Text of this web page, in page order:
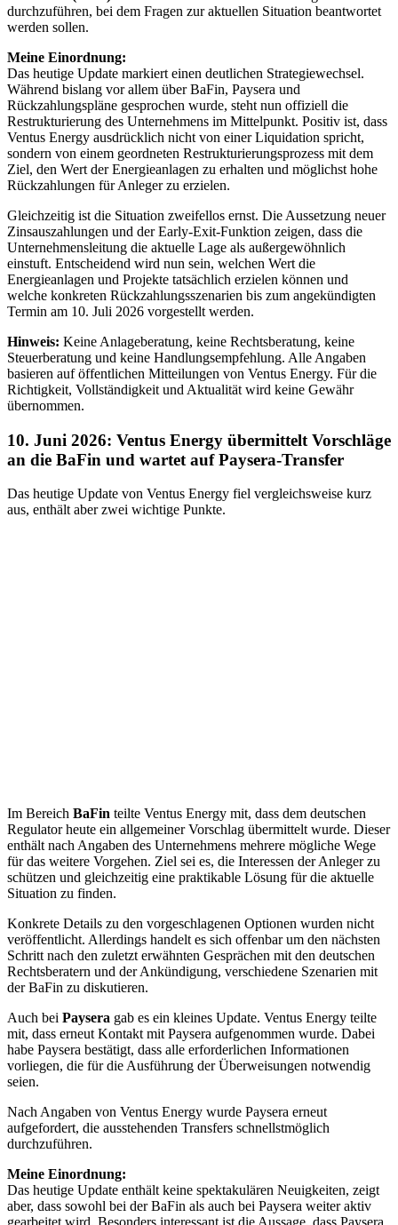
durchzuführen, bei dem Fragen zur aktuellen Situation beantwortet
werden sollen.
Meine Einordnung:
Das heutige Update markiert einen deutlichen Strategiewechsel.
Während bislang vor allem über BaFin, Paysera und
Rückzahlungspläne gesprochen wurde, steht nun offiziell die
Restrukturierung des Unternehmens im Mittelpunkt. Positiv ist, dass
Ventus Energy ausdrücklich nicht von einer Liquidation spricht,
sondern von einem geordneten Restrukturierungsprozess mit dem
Ziel, den Wert der Energieanlagen zu erhalten und möglichst hohe
Rückzahlungen für Anleger zu erzielen.
Gleichzeitig ist die Situation zweifellos ernst. Die Aussetzung neuer
Zinsauszahlungen und der Early-Exit-Funktion zeigen, dass die
Unternehmensleitung die aktuelle Lage als außergewöhnlich
einstuft. Entscheidend wird nun sein, welchen Wert die
Energieanlagen und Projekte tatsächlich erzielen können und
welche konkreten Rückzahlungsszenarien bis zum angekündigten
Termin am 10. Juli 2026 vorgestellt werden.
Hinweis: Keine Anlageberatung, keine Rechtsberatung, keine
Steuerberatung und keine Handlungsempfehlung. Alle Angaben
basieren auf öffentlichen Mitteilungen von Ventus Energy. Für die
Richtigkeit, Vollständigkeit und Aktualität wird keine Gewähr
übernommen.
10. Juni 2026: Ventus Energy übermittelt Vorschläge
an die BaFin und wartet auf Paysera-Transfer
Das heutige Update von Ventus Energy fiel vergleichsweise kurz
aus, enthält aber zwei wichtige Punkte.
Im Bereich BaFin teilte Ventus Energy mit, dass dem deutschen
Regulator heute ein allgemeiner Vorschlag übermittelt wurde. Dieser
enthält nach Angaben des Unternehmens mehrere mögliche Wege
für das weitere Vorgehen. Ziel sei es, die Interessen der Anleger zu
schützen und gleichzeitig eine praktikable Lösung für die aktuelle
Situation zu finden.
Konkrete Details zu den vorgeschlagenen Optionen wurden nicht
veröffentlicht. Allerdings handelt es sich offenbar um den nächsten
Schritt nach den zuletzt erwähnten Gesprächen mit den deutschen
Rechtsberatern und der Ankündigung, verschiedene Szenarien mit
der BaFin zu diskutieren.
Auch bei Paysera gab es ein kleines Update. Ventus Energy teilte
mit, dass erneut Kontakt mit Paysera aufgenommen wurde. Dabei
habe Paysera bestätigt, dass alle erforderlichen Informationen
vorliegen, die für die Ausführung der Überweisungen notwendig
seien.
Nach Angaben von Ventus Energy wurde Paysera erneut
aufgefordert, die ausstehenden Transfers schnellstmöglich
durchzuführen.
Meine Einordnung:
Das heutige Update enthält keine spektakulären Neuigkeiten, zeigt
aber, dass sowohl bei der BaFin als auch bei Paysera weiter aktiv